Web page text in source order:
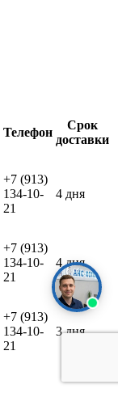
Телефон
Срок
доставки
+7 (913)
134-10-
21
4 дня
+7 (913)
134-10-
21
4 дня
+7 (913)
134-10-
21
3 дня